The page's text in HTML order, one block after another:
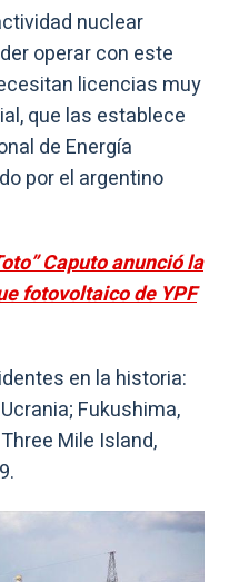
nuclear
operar con este
licencias muy
que las establece
de Energía
por el argentino
Caputo anunció la
fotovoltaico de YPF
en la historia:
Fukushima,
Mile Island,